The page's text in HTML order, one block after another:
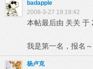
badapple
2008-3-27 19:19:42
本帖最后由 关关 于
我是第一名，报名
杨卢克